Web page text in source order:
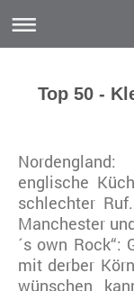
Top 50 -
englische
schlechter
Manchester
´s own Rock“:
mit derber
wünschen